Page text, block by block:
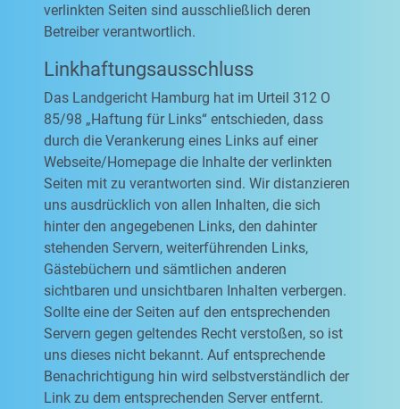
verlinkten Seiten sind ausschließlich deren
Betreiber verantwortlich.
Linkhaftungsausschluss
Das Landgericht Hamburg hat im Urteil 312 O
85/98 „Haftung für Links“ entschieden, dass
durch die Verankerung eines Links auf einer
Webseite/Homepage die Inhalte der verlinkten
Seiten mit zu verantworten sind. Wir distanzieren
uns ausdrücklich von allen Inhalten, die sich
hinter den angegebenen Links, den dahinter
stehenden Servern, weiterführenden Links,
Gästebüchern und sämtlichen anderen
sichtbaren und unsichtbaren Inhalten verbergen.
Sollte eine der Seiten auf den entsprechenden
Servern gegen geltendes Recht verstoßen, so ist
uns dieses nicht bekannt. Auf entsprechende
Benachrichtigung hin wird selbstverständlich der
Link zu dem entsprechenden Server entfernt.